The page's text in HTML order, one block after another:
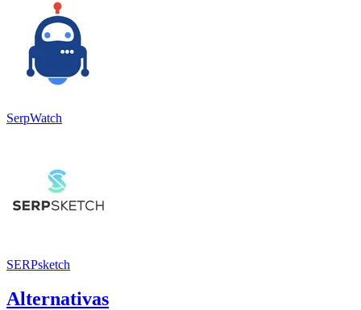
SerpWatch
SERPsketch
Alternativas